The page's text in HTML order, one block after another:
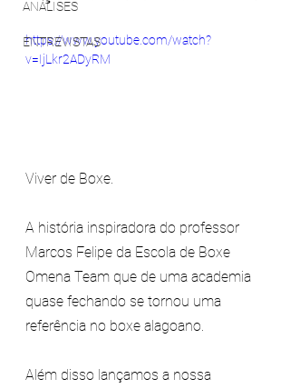
ANÁLISES
ENTREVISTAS
https://www.youtube.com/watch?
v=IjLkr2ADyRM
Viver de Boxe.
A história inspiradora do professor
Marcos Felipe da Escola de Boxe
Omena Team que de uma academia
quase fechando se tornou uma
referência no boxe alagoano.
Além disso lançamos a nossa